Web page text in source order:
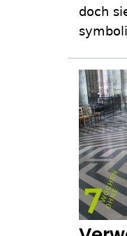
doch